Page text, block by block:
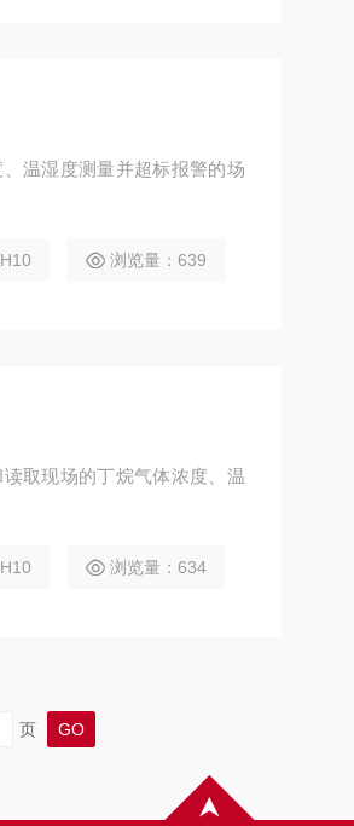
温湿度测量并超标报警的场
浏览量：639
取现场的丁烷气体浓度、温
浏览量：634
页